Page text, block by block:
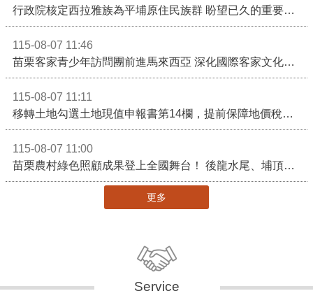
行政院核定西拉雅族為平埔原住民族群 盼望已久的重要時刻到來！8月13日起受理民族成員名冊登記
115-08-07 11:46
苗栗客家青少年訪問團前進馬來西亞 深化國際客家文化交流
115-08-07 11:11
移轉土地勾選土地現值申報書第14欄，提前保障地價稅節稅權益
115-08-07 11:00
苗栗農村綠色照顧成果登上全國舞台！ 後龍水尾、埔頂社區前進2026高齡健康產業博覽會
更多